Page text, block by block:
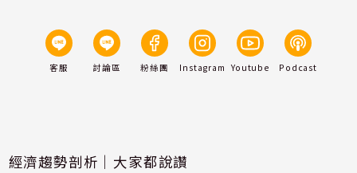
客服 討論區 粉絲團 Instagram Youtube Podcast
經濟趨勢剖析｜大家都說讚